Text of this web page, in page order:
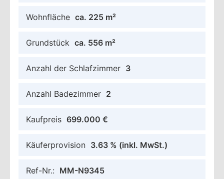
Wohnfläche ca. 225 m²
Grundstück ca. 556 m²
Anzahl der Schlafzimmer 3
Anzahl Badezimmer 2
Kaufpreis 699.000 €
Käuferprovision 3.63 % (inkl. MwSt.)
Ref-Nr.: MM-N9345